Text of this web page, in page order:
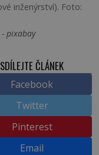
inženýrství). Foto:
pixabay
SDÍLEJTE ČLÁNEK
Facebook
Twitter
Pinterest
Email